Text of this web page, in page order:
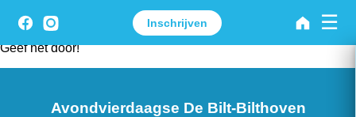
Inschrijven ☰
Wegens verwacht onweer gaat de geplande wandeling van
vrijdag niet door! De Intocht gaat wel door maar start om 19:45!
Geef het door!
Avondvierdaagse De Bilt-Bilthoven